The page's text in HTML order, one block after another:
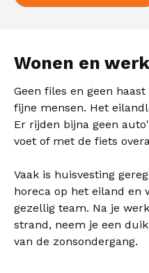
Wonen en
Geen files en geen
fijne mensen. Het
Er rijden bijna geen
voet of met de fiets
Vaak is huisvesting
horeca op het eiland en
gezellig team. Na je
strand, neem je een
van de zonsondergang.